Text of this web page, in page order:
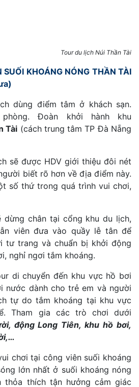
Tour du lịch Núi Thần Tài
SUỐI KHOÁNG NÓNG THẦN TÀI
dùng điểm tâm ở khách sạn.
Đoàn khởi hành khu
Tài (cách trung tâm TP Đà Nẵng
sẽ được HDV giới thiệu đôi nét
biết rõ hơn về địa điểm này.
số thứ trong quá trình vui chơi,
dừng chân tại cổng khu du lịch,
viên đưa vào quầy lễ tân để
tư trang và chuẩn bị khởi động
nghỉ ngơi tắm khoáng.
di chuyển đến khu vực hồ bơi
nước dành cho trẻ em và người
tự do tắm khoáng tại khu vực
Tham gia các trò chơi dưới
động Long Tiên, khu hồ bơi,
chơi tại công viên suối khoáng
lớn nhất ở suối khoáng nóng
thỏa thích tận hưởng cảm giác